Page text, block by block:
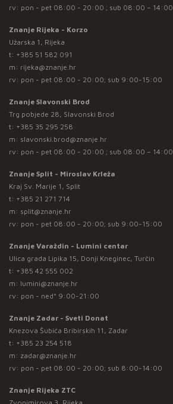
rv: pon - pet 08:00 - 20:00 ; sub 08:00 – 14:00
Znanje Rijeka - Korzo
Užarska 1, Rijeka
t: +385 51 582 091
m: rijeka@znanje.hr
rv: pon - pet 08:00 - 20:00; sub 9:00-15:00
Znanje Slavonski Brod
Trg pobjede 28, Slavonski Brod
t: +385 35 295 258
m: slavonski.brod@znanje.hr
rv: pon - pet 08:00 - 20:00 ; sub 08:00 – 14:00
Znanje Split - Miroslav Krleža
Kraj Sv. Marije 1, Split
t: +385 21 271 714
m: split@znanje.hr
rv: pon - pet 08:00 - 20:00; sub 9:00-15:00
Znanje Varaždin - Lumini centar
Ulica grada Lipika 15, Donji Kneginec, Turčin
t: +385 42 555 002
m: lumini@znanje.hr
rv: pon - ned* 9:00-21:00
Znanje Zadar - Sveti Donat
Knezova Šubića Bribirskih 11, Zadar
t: +385 23 254 518
m: zadar@znanje.hr
rv: pon - pet 08:00 - 20:00; sub 8:00-14:00
Znanje Rijeka ZTC